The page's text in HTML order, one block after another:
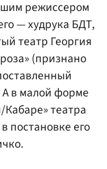
режиссером
— худрука БДТ,
театр Георгия
(признано
А в малой форме
театра
постановке его
.